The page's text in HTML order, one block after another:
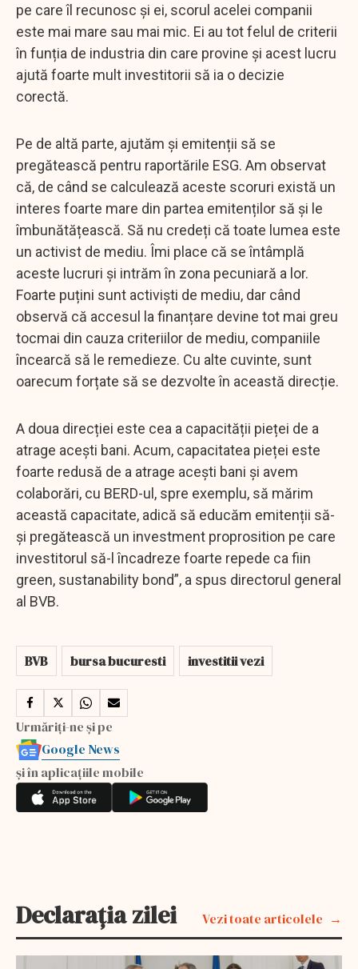
pe care îl recunosc și ei, scorul acelei companii
este mai mare sau mai mic. Ei au tot felul de criterii
în funția de industria din care provine și acest lucru
ajută foarte mult investitorii să ia o decizie
corectă.
Pe de altă parte, ajutăm și emitenții să se
pregătească pentru raportările ESG. Am observat
că, de când se calculează aceste scoruri există un
interes foarte mare din partea emitenților să și le
îmbunătățească. Să nu credeți că toate lumea este
un activist de mediu. Îmi place că se întâmplă
aceste lucruri și intrăm în zona pecuniară a lor.
Foarte puțini sunt activiști de mediu, dar când
observă că accesul la finanțare devine tot mai greu
tocmai din cauza criteriilor de mediu, companiile
încearcă să le remedieze. Cu alte cuvinte, sunt
oarecum forțate să se dezvolte în această direcție.
A doua direcției este cea a capacității pieței de a
atrage acești bani. Acum, capacitatea pieței este
foarte redusă de a atrage acești bani și avem
colaborări, cu BERD-ul, spre exemplu, să mărim
această capacitate, adică să educăm emitenții să-
și pregătească un investment proprosition pe care
investitorul să-l încadreze foarte repede ca fiin
green, sustanability bond”, a spus directorul general
al BVB.
BVB bursa bucuresti investitii vezi
Urmăriți-ne și pe
Google News
și în aplicațiile mobile
Declarația zilei Vezi toate articolele